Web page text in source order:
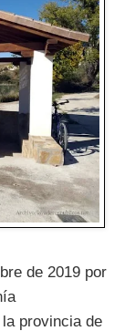
de 2019 por
provincia de